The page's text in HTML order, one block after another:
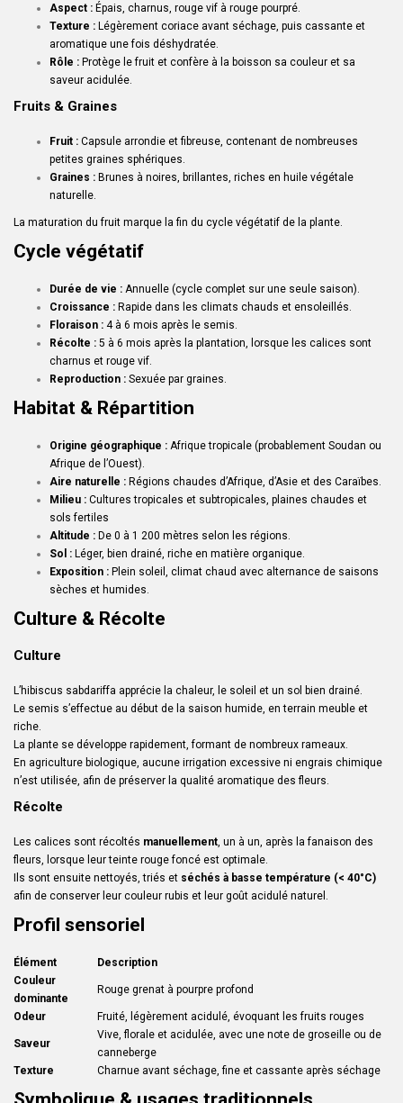
Aspect : Épais, charnus, rouge vif à rouge pourpré.
Texture : Légèrement coriace avant séchage, puis cassante et
aromatique une fois déshydratée.
Rôle : Protège le fruit et confère à la boisson sa couleur et sa
saveur acidulée.
Fruits & Graines
Fruit : Capsule arrondie et fibreuse, contenant de nombreuses
petites graines sphériques.
Graines : Brunes à noires, brillantes, riches en huile végétale
naturelle.
La maturation du fruit marque la fin du cycle végétatif de la plante.
Cycle végétatif
Durée de vie : Annuelle (cycle complet sur une seule saison).
Croissance : Rapide dans les climats chauds et ensoleillés.
Floraison : 4 à 6 mois après le semis.
Récolte : 5 à 6 mois après la plantation, lorsque les calices sont
charnus et rouge vif.
Reproduction : Sexuée par graines.
Habitat & Répartition
Origine géographique : Afrique tropicale (probablement Soudan ou
Afrique de l’Ouest).
Aire naturelle : Régions chaudes d’Afrique, d’Asie et des Caraïbes.
Milieu : Cultures tropicales et subtropicales, plaines chaudes et
sols fertiles
Altitude : De 0 à 1 200 mètres selon les régions.
Sol : Léger, bien drainé, riche en matière organique.
Exposition : Plein soleil, climat chaud avec alternance de saisons
sèches et humides.
Culture & Récolte
Culture
L’hibiscus sabdariffa apprécie la chaleur, le soleil et un sol bien drainé.
Le semis s’effectue au début de la saison humide, en terrain meuble et
riche.
La plante se développe rapidement, formant de nombreux rameaux.
En agriculture biologique, aucune irrigation excessive ni engrais chimique
n’est utilisée, afin de préserver la qualité aromatique des fleurs.
Récolte
Les calices sont récoltés manuellement, un à un, après la fanaison des
fleurs, lorsque leur teinte rouge foncé est optimale.
Ils sont ensuite nettoyés, triés et séchés à basse température (< 40°C)
afin de conserver leur couleur rubis et leur goût acidulé naturel.
Profil sensoriel
Élément
Description
Couleur
dominante
Rouge grenat à pourpre profond
Odeur Fruité, légèrement acidulé, évoquant les fruits rouges
Saveur
Vive, florale et acidulée, avec une note de groseille ou de
canneberge
Texture
Charnue avant séchage, fine et cassante après séchage